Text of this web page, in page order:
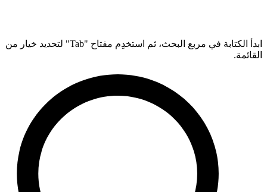
ابدأ الكتابة في مربع البحث، ثم استخدِم مفتاح "Tab" لتحديد خيار من
القائمة.